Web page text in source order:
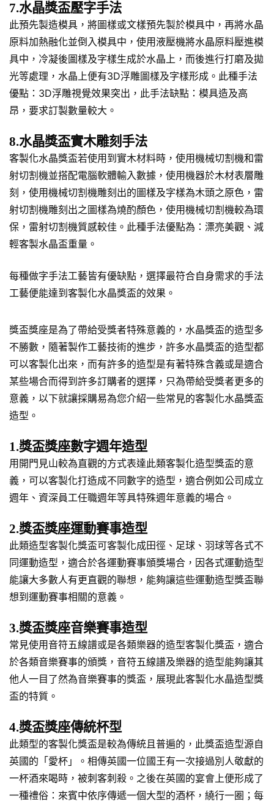
7.水晶獎盃壓字手法
此預先製造模具，將圖樣或文樣預先製於模具中，再將水晶
原料加熱融化並倒入模具中，使用液壓機將水晶原料壓進模
具中，冷凝後圖樣及字樣生成於水晶上，而後進行打磨及拋
光等處理，水晶上便有3D浮雕圖樣及字樣形成。此種手法
優點：3D浮雕視覺效果突出，此手法缺點：模具造及高
昂，要求訂製數量較大。
8.水晶獎盃實木雕刻手法
客製化水晶獎盃若使用到實木材料時，使用機械切割機和雷
射切割機並搭配電腦軟體輸入數據，使用機器於木材表層雕
刻，使用機械切割機雕刻出的圖樣及字樣為木頭之原色，雷
射切割機雕刻出之圖樣為燒酌顏色，使用機械切割機較為環
保，雷射切割機質感較佳。此種手法優點為：漂亮美觀、減
輕客製水晶盃重量。
每種做字手法工藝皆有優缺點，選擇最符合自身需求的手法
工藝便能達到客製化水晶獎盃的效果。
獎盃獎座是為了帶給受獎者特殊意義的，水晶獎盃的造型多
不勝數，隨著製作工藝技術的進步，許多水晶獎盃的造型都
可以客製化出來，而有許多的造型是有著特殊含義或是適合
某些場合而得到許多訂購者的選擇，只為帶給受獎者更多的
意義，以下就讓採購易為您介紹一些常見的客製化水晶獎盃
造型。
1.獎盃獎座數字週年造型
用開門見山較為直觀的方式表達此類客製化造型獎盃的意
義，可以客製化打造成不同數字的造型，適合例如公司成立
週年、資深員工任職週年等具特殊週年意義的場合。
2.獎盃獎座運動賽事造型
此類造型客製化獎盃可客製化成田徑、足球、羽球等各式不
同運動造型，適合於各運動賽事頒獎場合，因各式運動造型
能讓大多數人有更直觀的聯想，能夠讓這些運動造型獎盃聯
想到運動賽事相關的意義。
3.獎盃獎座音樂賽事造型
常見使用音符五線譜或是各類樂器的造型客製化獎盃，適合
於各類音樂賽事的頒獎，音符五線譜及樂器的造型能夠讓其
他人一目了然為音樂賽事的獎盃，展現此客製化水晶造型獎
盃的特質。
4.獎盃獎座傳統杯型
此類型的客製化獎盃是較為傳統且普遍的，此獎盃造型源自
英國的「愛杯」。相傳英國一位國王有一次接過別人敬獻的
一杯酒來喝時，被刺客刺殺。之後在英國的宴會上便形成了
一種禮俗：來賓中依序傳遞一個大型的酒杯，繞行一圈；每